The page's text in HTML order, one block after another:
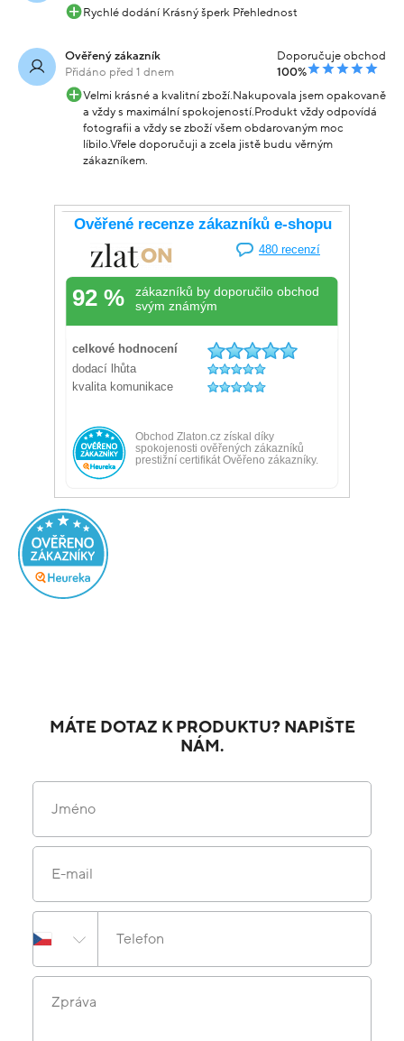
Rychlé dodání Krásný šperk Přehlednost
Ověřený zákazník
Přidáno před 1 dnem
Doporučuje obchod
100%
Velmi krásné a kvalitní zboží.Nakupovala jsem opakovaně
a vždy s maximální spokojeností.Produkt vždy odpovídá
fotografii a vždy se zboží všem obdarovaným moc
líbilo.Vřele doporučuji a zcela jistě budu věrným
zákazníkem.
MÁTE DOTAZ K PRODUKTU? NAPIŠTE
NÁM.
Jméno
E-mail
Telefon
Zpráva